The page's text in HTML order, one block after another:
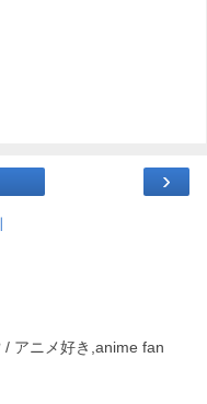
›
アニメ好き,anime fan